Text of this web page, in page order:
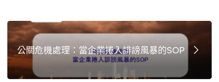
公關危機處理：當企業捲入誹謗風暴的SOP